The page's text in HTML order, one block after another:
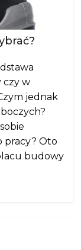
czy w
jednak
pracy? Oto
budowy